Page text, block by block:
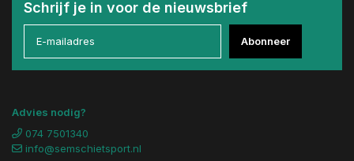
Schrijf je in voor de nieuwsbrief
Abonneer
Advies nodig?
074 7501340
info@semschietsport.nl